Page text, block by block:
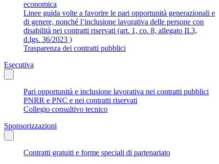
economica
Linee guida volte a favorire le pari opportunità generazionali e
di genere, nonché l’inclusione lavorativa delle persone con
disabilità nei contratti riservati (art. 1, co. 8, allegato II.3,
d.lgs. 36/2023 )
Trasparenza dei contratti pubblici
Esecutiva
Pari opportunità e inclusione lavorativa nei contratti pubblici
PNRR e PNC e nei contratti riservati
Collegio consultivo tecnico
Sponsorizzazioni
Contratti gratuiti e forme speciali di partenariato